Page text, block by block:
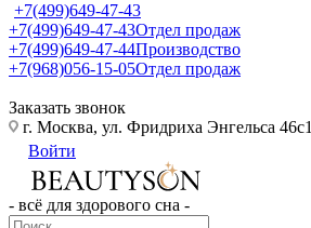
+7(499)649-47-43
+7(499)649-47-43Отдел продаж
+7(499)649-47-44Производство
+7(968)056-15-05Отдел продаж
Заказать звонок
г. Москва, ул. Фридриха Энгельса 46с1
Войти
- всё для здорового сна -